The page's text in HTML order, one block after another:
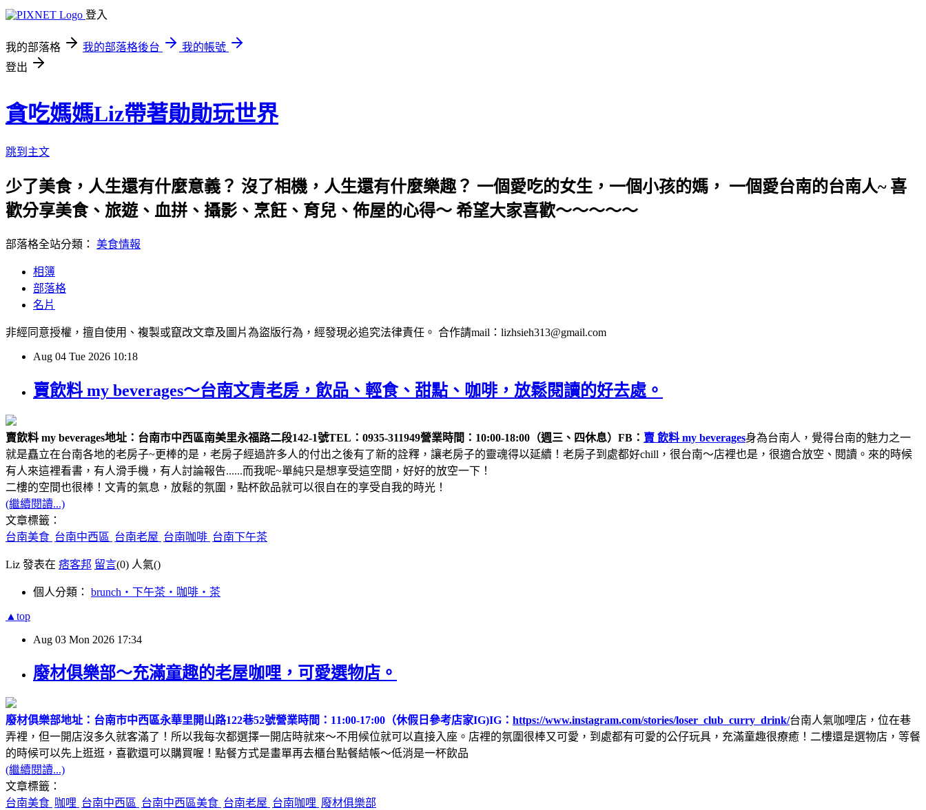
登入
我的部落格 我的部落格後台
我的帳號
登出
貪吃媽媽Liz帶著勛勛玩世界
跳到主文
少了美食，人生還有什麼意義？ 沒了相機，人生還有什麼樂趣？ 一個愛吃的女生，一個小孩的媽， 一個愛台南的台南人~ 喜
歡分享美食、旅遊、血拼、攝影、烹飪、育兒、佈屋的心得～ 希望大家喜歡～～～～～
部落格全站分類： 美食情報
相簿
部落格
名片
非經同意授權，擅自使用、複製或竄改文章及圖片為盜版行為，經發現必追究法律責任。 合作請mail：lizhsieh313@gmail.com
Aug 04 Tue 2026 10:18
賣飲料 my beverages～台南文青老房，飲品、輕食、甜點、咖啡，放鬆閱讀的好去處。
賣飲料 my beverages地址：台南市中西區南美里永福路二段142-1號TEL：0935-311949營業時間：10:00-18:00（週三、四休息） FB： 賣 飲料 my beverages身為台南人，覺得台南的魅力之一
就是矗立在台南各地的老房子~更棒的是，老房子經過許多人的付出之後有了新的詮釋，讓老房子的靈魂得以延續！老房子到處都好chill，很台南～店裡也是，很適合放空、閱讀。來的時候
有人來這裡看書，有人滑手機，有人討論報告......而我呢~單純只是想享受這空間，好好的放空一下！
二樓的空間也很棒！文青的氣息，放鬆的氛圍，點杯飲品就可以很自在的享受自我的時光！
(繼續閱讀...)
文章標籤：
台南美食 台南中西區 台南老屋 台南咖啡 台南下午茶
Liz 發表在 痞客邦 留言(0) 人氣()
個人分類： brunch‧下午茶‧咖啡‧茶
▲top
Aug 03 Mon 2026 17:34
廢材俱樂部～充滿童趣的老屋咖哩，可愛選物店。
廢材俱樂部地址：台南市中西區永華里開山路122巷52號營業時間：11:00-17:00（休假日參考店家IG)IG： https://www.instagram.com/stories/loser_club_curry_drink/台南人氣咖哩店，位在巷
弄裡，但一開店沒多久就客滿了！所以我每次都選擇一開店時就來～不用候位就可以直接入座。店裡的氛圍很棒又可愛，到處都有可愛的公仔玩具，充滿童趣很療癒！二樓還是選物店，等餐
的時候可以先上逛逛，喜歡還可以購買喔！點餐方式是畫單再去櫃台點餐結帳～低消是一杯飲品
(繼續閱讀...)
文章標籤：
台南美食 咖哩 台南中西區 台南中西區美食 台南老屋 台南咖哩 廢材俱樂部